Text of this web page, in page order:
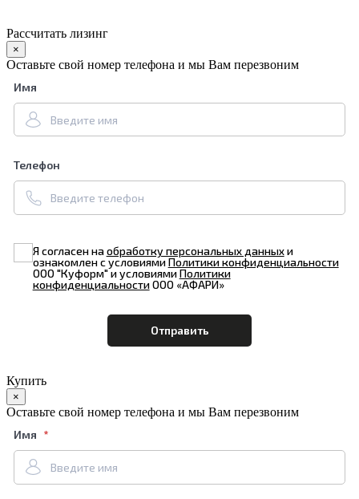
Рассчитать лизинг
×
Оставьте свой номер телефона и мы Вам перезвоним
Имя
Телефон
Я согласен наобработку персональных данныхи
ознакомлен с условиямиПолитики конфиденциальности
ООО "Куформ" и условиямиПолитики
конфиденциальностиООО «АФАРИ»
Купить
×
Оставьте свой номер телефона и мы Вам перезвоним
Имя